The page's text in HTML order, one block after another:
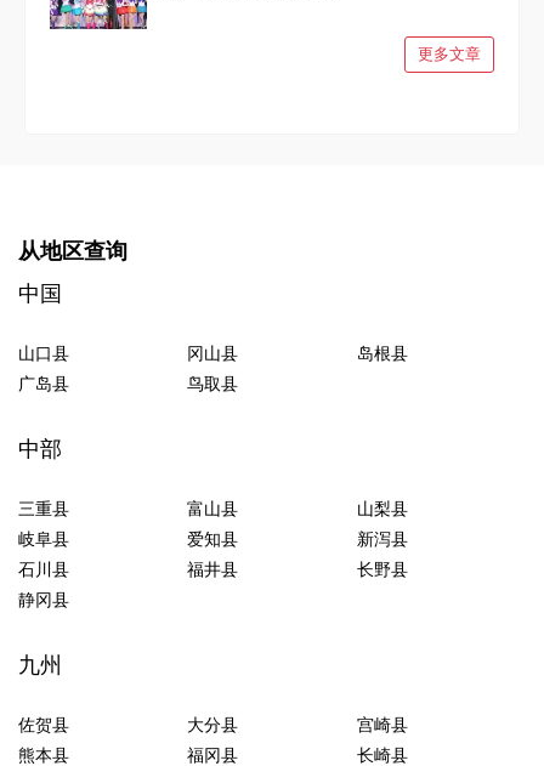
更多文章
从地区查询
中国
山口县 冈山县
岛根县
广岛县
鸟取县
中部
三重县 富山县
山梨县
岐阜县
爱知县
新泻县
石川县
福井县
长野县
静冈县
九州
佐贺县 大分县
宫崎县
熊本县
福冈县
长崎县